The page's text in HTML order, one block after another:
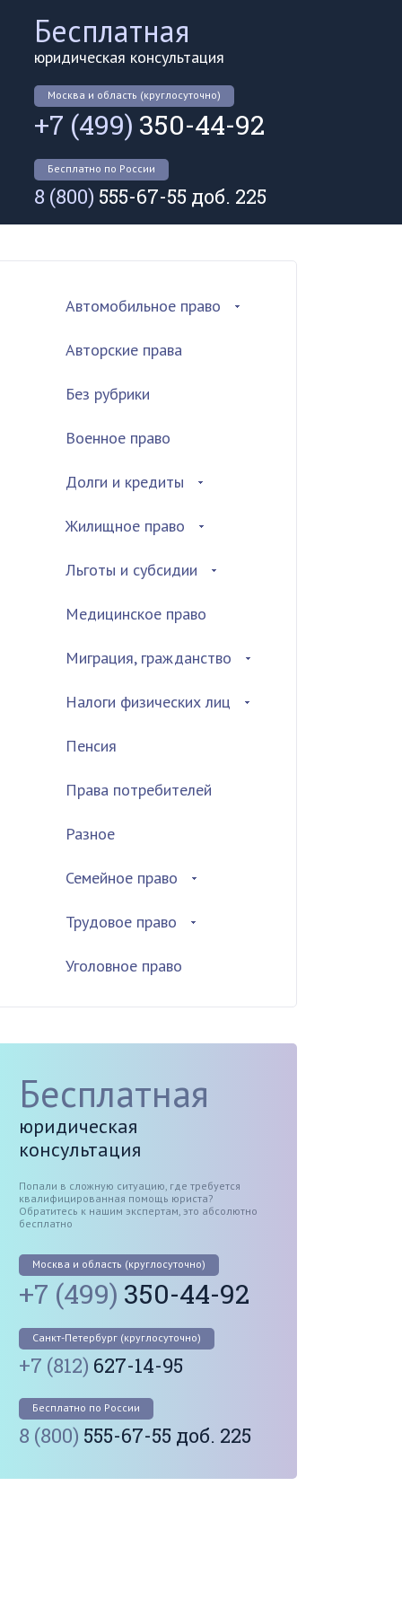
Бесплатная
юридическая консультация
Москва и область (круглосуточно)
+7 (499) 350-44-92
Бесплатно по России
8 (800) 555-67-55 доб. 225
Автомобильное право
Авторские права
Без рубрики
Военное право
Долги и кредиты
Жилищное право
Льготы и субсидии
Медицинское право
Миграция, гражданство
Налоги физических лиц
Пенсия
Права потребителей
Разное
Семейное право
Трудовое право
Уголовное право
Бесплатная
юридическая
консультация
Попали в сложную ситуацию, где требуется
квалифицированная помощь юриста?
Обратитесь к нашим экспертам, это абсолютно
бесплатно
Москва и область (круглосуточно)
+7 (499) 350-44-92
Санкт-Петербург (круглосуточно)
+7 (812) 627-14-95
Бесплатно по России
8 (800) 555-67-55 доб. 225